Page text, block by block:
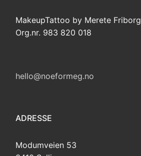
MakeupTattoo by Merete Friborg
Org.nr. 983 820 018
hello@noeformeg.no
ADRESSE
Modumveien 53